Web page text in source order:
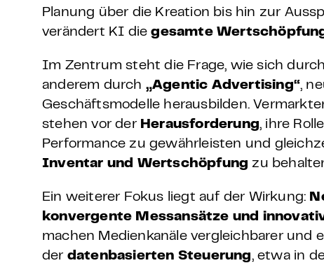
Planung über die Kreation bis hin zur
verändert KI diegesamte
Im Zentrum steht die Frage, wie sich
anderem durch „Agentic Advertising“,
Geschäftsmodelle herausbilden.
stehen vor der Herausforderung, ihre
Performance zu gewährleisten und
Inventar und Wertschöpfung zu
Ein weiterer Fokus liegt auf der Wirkung:
konvergente Messansätze und
machen Medienkanäle vergleichbarer und
der datenbasierten Steuerung, etwa in